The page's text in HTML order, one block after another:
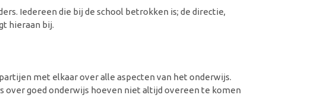
Iedereen die bij de school betrokken is; de directie,
hieraan bij.
met elkaar over alle aspecten van het onderwijs.
over goed onderwijs hoeven niet altijd overeen te komen